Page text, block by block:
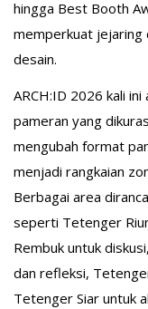
hingga Best Booth
memperkuat jejaring
desain.
ARCH:ID 2026 kali
pameran yang
mengubah format
menjadi rangkaian
Berbagai area
seperti Tetenger
Rembuk untuk
dan refleksi,
Tetenger Siar untuk